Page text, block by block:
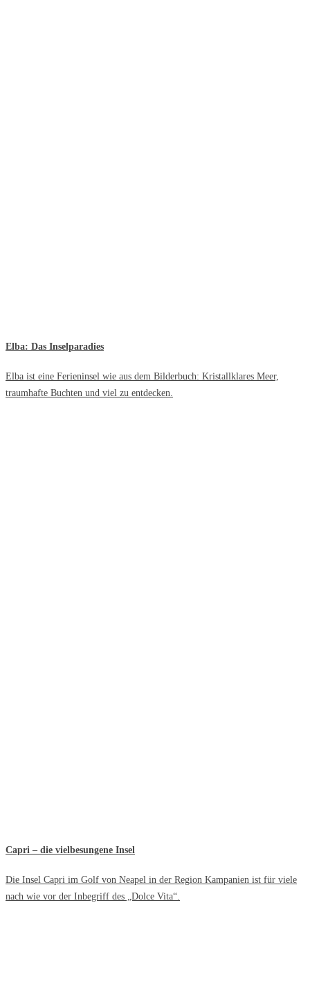
Elba: Das Inselparadies
Elba ist eine Ferieninsel wie aus dem Bilderbuch: Kristallklares Meer,
traumhafte Buchten und viel zu entdecken.
Capri – die vielbesungene Insel
Die Insel Capri im Golf von Neapel in der Region Kampanien ist für viele
nach wie vor der Inbegriff des „Dolce Vita“.